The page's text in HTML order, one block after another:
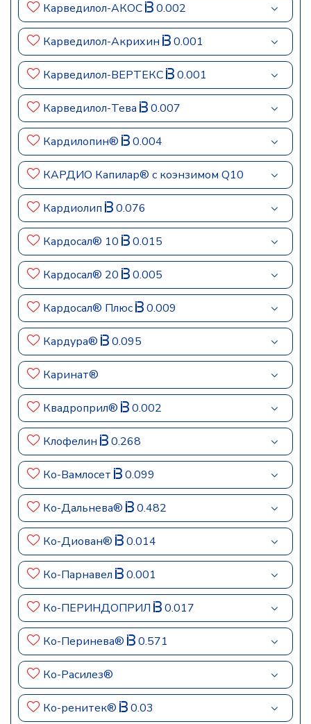
Карведилол-АКОС 0.002
Карведилол-Акрихин 0.001
Карведилол-ВЕРТЕКС 0.001
Карведилол-Тева 0.007
Кардилопин® 0.004
КАРДИО Капилар® с коэнзимом Q10
Кардиолип 0.076
Кардосал® 10 0.015
Кардосал® 20 0.005
Кардосал® Плюс 0.009
Кардура® 0.095
Каринат®
Квадроприл® 0.002
Клофелин 0.268
Ко-Вамлосет 0.099
Ко-Дальнева® 0.482
Ко-Диован® 0.014
Ко-Парнавел 0.001
Ко-ПЕРИНДОПРИЛ 0.017
Ко-Перинева® 0.571
Ко-Расилез®
Ко-ренитек® 0.03